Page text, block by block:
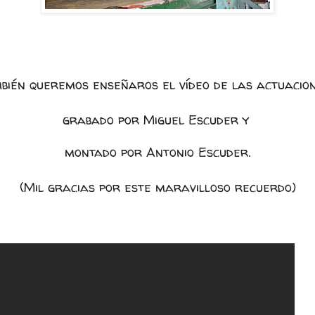
queremos enseñaros el vídeo de las
grabado por Miguel Escuder y
montado por Antonio Escuder.
(Mil gracias por este maravilloso recuerdo)